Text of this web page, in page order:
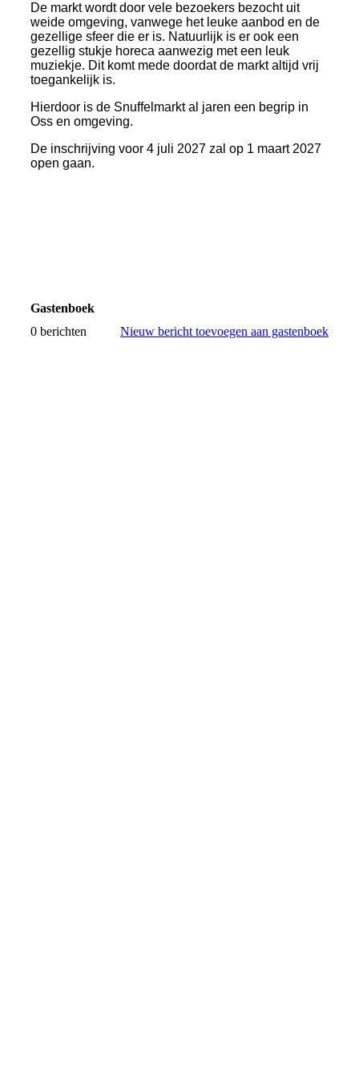
De markt wordt door vele bezoekers bezocht uit
weide omgeving, vanwege het leuke aanbod en de
gezellige sfeer die er is. Natuurlijk is er ook een
gezellig stukje horeca aanwezig met een leuk
muziekje. Dit komt mede doordat de markt altijd vrij
toegankelijk is.
Hierdoor is de Snuffelmarkt al jaren een begrip in
Oss en omgeving.
De inschrijving voor 4 juli 2027 zal op 1 maart 2027
open gaan.
Gastenboek
0 berichten
Nieuw bericht toevoegen aan gastenboek